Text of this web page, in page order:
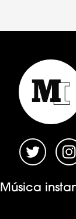
Música